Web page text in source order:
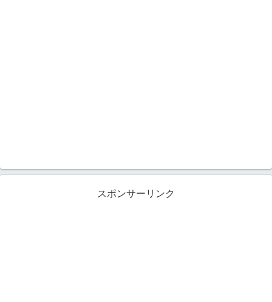
スポンサーリンク